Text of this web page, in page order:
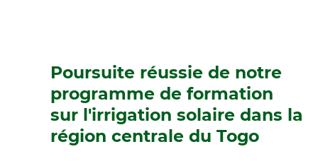
Poursuite réussie de notre
programme de formation
sur l'irrigation solaire dans la
région centrale du Togo